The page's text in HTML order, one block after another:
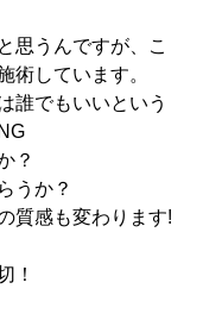
思うんですが、こ
術しています。
誰でもいいという
？
うか？
質感も変わります!
！